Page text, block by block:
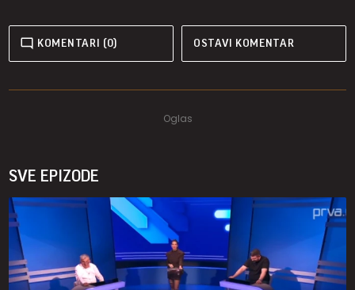
KOMENTARI (0) OSTAVI KOMENTAR
SVE EPIZODE